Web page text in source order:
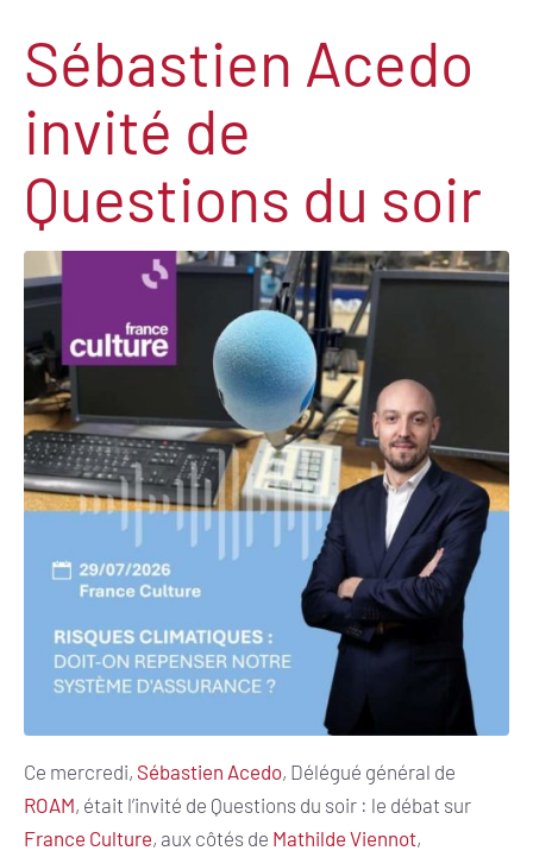
Sébastien Acedo
invité de
Questions du soir
Ce mercredi, Sébastien Acedo, Délégué général de
ROAM, était l’invité de Questions du soir : le débat sur
France Culture, aux côtés de Mathilde Viennot,